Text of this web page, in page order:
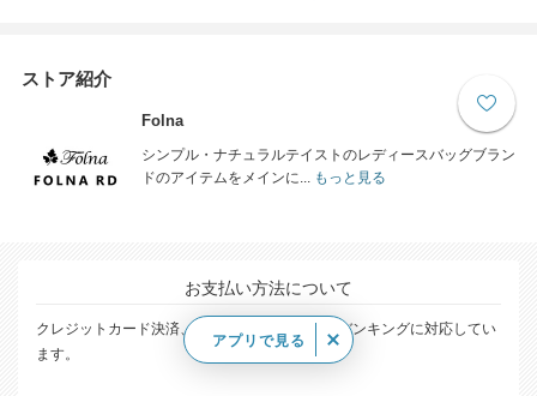
ストア紹介
Folna
シンプル・ナチュラルテイストのレディースバッグブラン
ドのアイテムをメインに...もっと見る
お支払い方法について
クレジットカード決済、コンビ二決済、ネットバンキングに対応してい
ます。
アプリで見る